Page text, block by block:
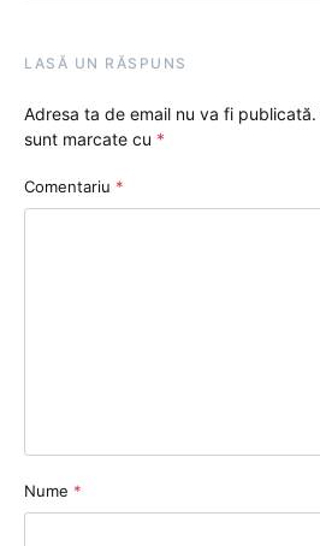
LASĂ UN RĂSPUNS
Adresa ta de email nu va fi publicată.
sunt marcate cu *
Comentariu *
Nume *